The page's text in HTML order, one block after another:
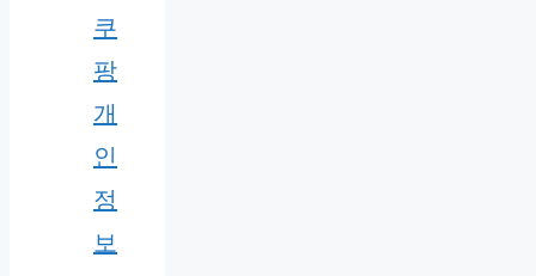
쿠
팡
개
인
정
보